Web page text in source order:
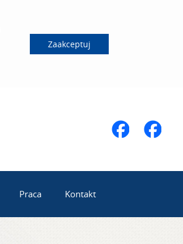
Zaakceptuj
Praca Kontakt